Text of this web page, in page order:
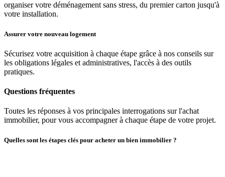
organiser votre déménagement sans stress, du premier carton jusqu'à
votre installation.
Assurer votre nouveau logement
Sécurisez votre acquisition à chaque étape grâce à nos conseils sur
les obligations légales et administratives, l'accès à des outils
pratiques.
Questions fréquentes
Toutes les réponses à vos principales interrogations sur l'achat
immobilier, pour vous accompagner à chaque étape de votre projet.
Quelles sont les étapes clés pour acheter un bien immobilier ?